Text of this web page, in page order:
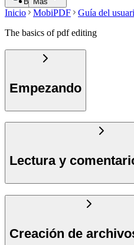
Inicio MobiPDF
Guía del
The basics of pdf editing
Empezando
Lectura y
Creación de